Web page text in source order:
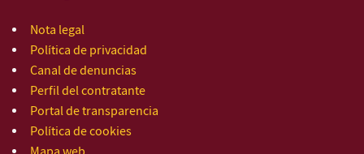
Nota legal
Política de privacidad
Canal de denuncias
Perfil del contratante
Portal de transparencia
Política de cookies